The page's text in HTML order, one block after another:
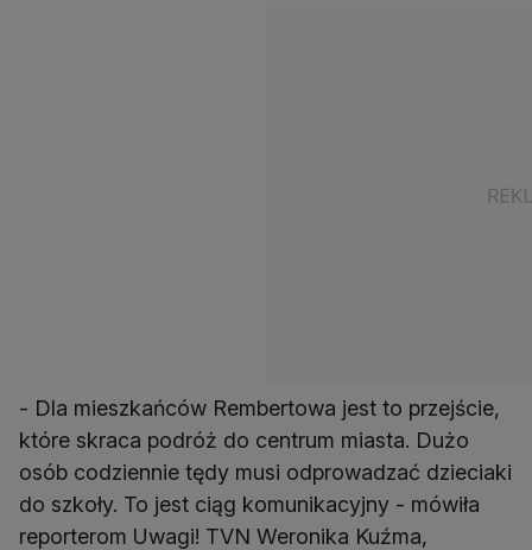
- Dla mieszkańców Rembertowa jest to przejście,
które skraca podróż do centrum miasta. Dużo
osób codziennie tędy musi odprowadzać dzieciaki
do szkoły. To jest ciąg komunikacyjny - mówiła
reporterom Uwagi! TVN Weronika Kuźma,